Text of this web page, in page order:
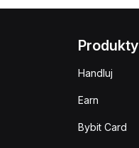
Produkty
Handluj
Earn
Bybit Card